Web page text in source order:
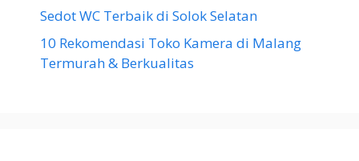
Sedot WC Terbaik di Solok Selatan
10 Rekomendasi Toko Kamera di Malang
Termurah & Berkualitas